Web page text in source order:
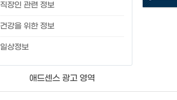
직장인 관련 정보
건강을 위한 정보
일상정보
애드센스 광고 영역